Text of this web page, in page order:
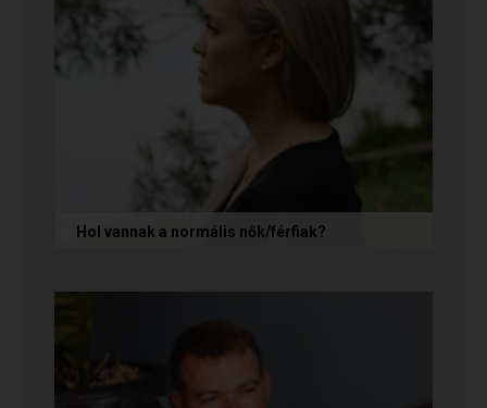
Hol vannak a normális nők/férfiak?
őket, és vagy házasokkal...